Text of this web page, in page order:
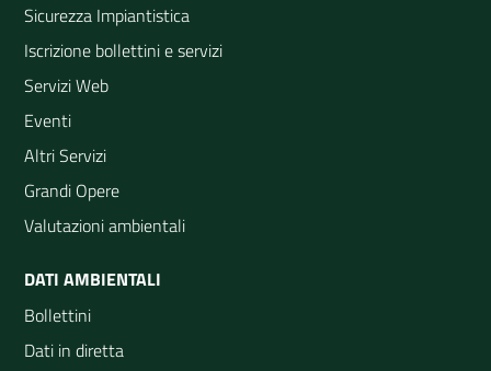
Sicurezza Impiantistica
Iscrizione bollettini e servizi
Servizi Web
Eventi
Altri Servizi
Grandi Opere
Valutazioni ambientali
DATI AMBIENTALI
Bollettini
Dati in diretta